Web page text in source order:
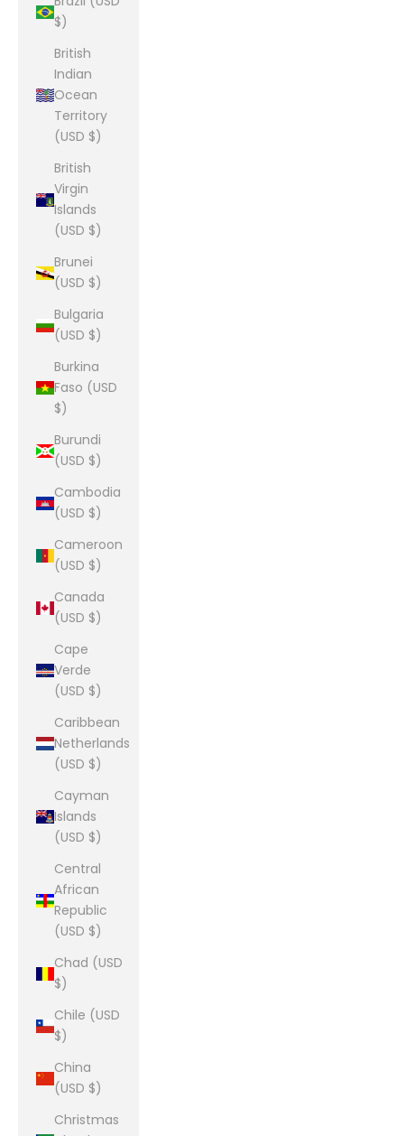
$)
British
Indian
Ocean
Territory
(USD $)
British
Virgin
Islands
(USD $)
Brunei
(USD $)
Bulgaria
(USD $)
Burkina
Faso (USD
$)
Burundi
(USD $)
Cambodia
(USD $)
Cameroon
(USD $)
Canada
(USD $)
Cape
Verde
(USD $)
Caribbean
Netherlands
(USD $)
Cayman
Islands
(USD $)
Central
African
Republic
(USD $)
Chad (USD
$)
Chile (USD
$)
China
(USD $)
Christmas